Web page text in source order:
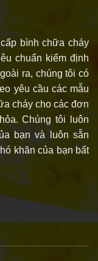
bình chữa cháy
chuẩn kiểm định
ra, chúng tôi có
yêu cầu các mẫu
cháy cho các đơn
Chúng tôi luôn
bạn và luôn sẵn
khăn của bạn bất